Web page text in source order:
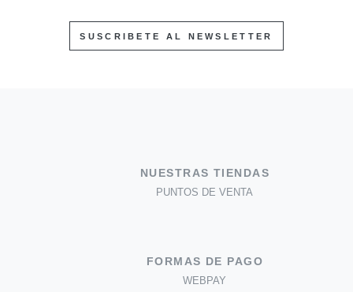
SUSCRIBETE AL NEWSLETTER
NUESTRAS TIENDAS
PUNTOS DE VENTA
FORMAS DE PAGO
WEBPAY